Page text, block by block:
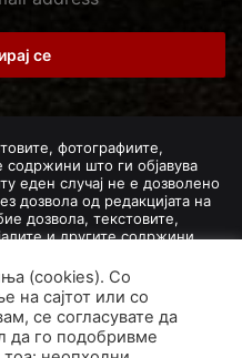
фотографиите,
содржини што ги објавува
еден случај не е дозволено
дозвола од редакцијата на
дозвола, текстовите,
и другите содржини
на директна интернет-врска
на „avtoplus.mk". При
за превземање на
дел од новинарско дело
(односно насловната
(cookies). Со
на сајтот или со
се согласувате да
да го подобривме